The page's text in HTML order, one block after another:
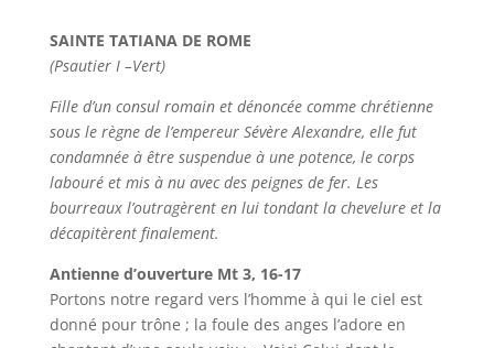
SAINTE TATIANA DE ROME
(Psautier I –Vert)
Fille d’un consul romain et dénoncée comme chrétienne
sous le règne de l’empereur Sévère Alexandre, elle fut
condamnée à être suspendue à une potence, le corps
labouré et mis à nu avec des peignes de fer. Les
bourreaux l’outragèrent en lui tondant la chevelure et la
décapitèrent finalement.
Antienne d’ouverture Mt 3, 16-17
Portons notre regard vers l’homme à qui le ciel est
donné pour trône ; la foule des anges l’adore en